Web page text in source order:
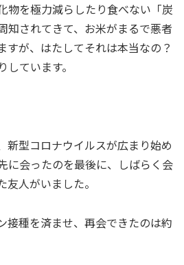
物を極力減らしたり食べない「炭
知されてきて、お米がまるで悪者
すが、はたしてそれは本当なの？
ています。
新型コロナウイルスが広まり始め
に会ったのを最後に、しばらく会
人がいました。
接種を済ませ、再会できたのは約